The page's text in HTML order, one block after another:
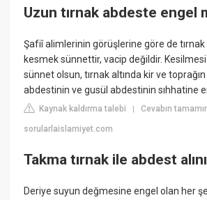
Uzun tırnak abdeste engel
Şafiî alimlerinin görüşlerine göre de
kesmek sünnettir, vacip değildir.
sünnet olsun, tırnak altında kir ve
abdestinin ve gusül abdestinin sıhhatine
Kaynak kaldırma talebi |Cevabın
sorularlaislamiyet.com
Takma tırnak ile abdest
Deriye suyun değmesine engel olan her